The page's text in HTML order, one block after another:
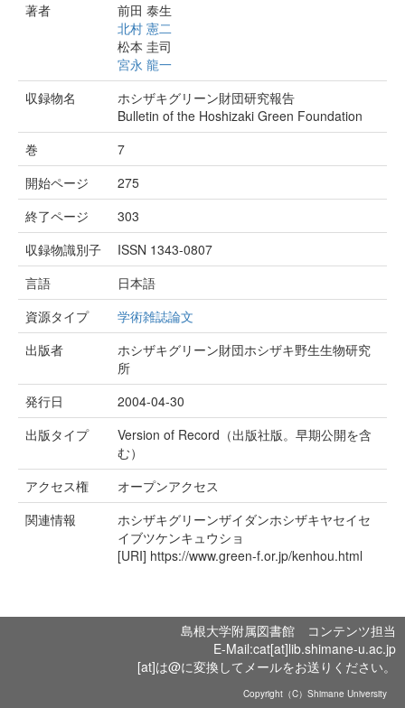
著者
前田 泰生
北村 憲二
松本 圭司
宮永 龍一
収録物名
ホシザキグリーン財団研究報告
Bulletin of the Hoshizaki Green Foundation
巻
7
開始ページ
275
終了ページ
303
収録物識別子
ISSN 1343-0807
言語
日本語
資源タイプ
学術雑誌論文
出版者
ホシザキグリーン財団ホシザキ野生生物研究
所
発行日
2004-04-30
出版タイプ
Version of Record（出版社版。早期公開を含
む）
アクセス権
オープンアクセス
関連情報
ホシザキグリーンザイダンホシザキヤセイセ
イブツケンキュウショ
[URI] https://www.green-f.or.jp/kenhou.html
島根大学附属図書館 コンテンツ担当
E-Mail:cat[at]lib.shimane-u.ac.jp
[at]は@に変換してメールをお送りください。
Copyright（C）Shimane University